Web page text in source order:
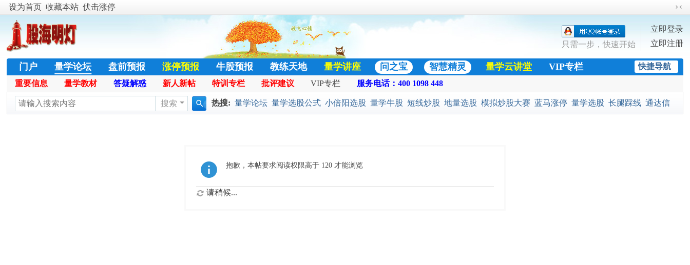
设为首页 收藏本站 伏击涨停
切
换
到
窄
立即登录
立即注册
只需一步，快速开始
快捷导航
门户 量学论坛 盘前预报 涨停预报 牛股预报 教练天地 量学讲座 问之宝 智慧精灵 量学云讲堂
VIP专栏
股票公式
学员天地 名人传奇 特训专栏 日志 热门好贴
重要信息 量学教材 答疑解惑 新人新帖 特训专栏 批评建议 VIP专栏 服务电话：400 1098 448
搜索 热搜: 量学论坛 量学选股公式 小倍阳选股 量学牛股 短线炒股 地量选股 模拟炒股大赛 蓝马涨停 量学选股 长腿踩线 通达信
抱歉，本帖要求阅读权限高于 120 才能浏览
请稍候...